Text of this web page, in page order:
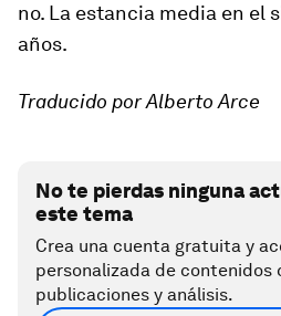
no. La estancia media en el
años.
Traducido por Alberto Arce
No te pierdas ninguna
este tema
Crea una cuenta gratuita y
personalizada de contenidos
publicaciones y análisis.